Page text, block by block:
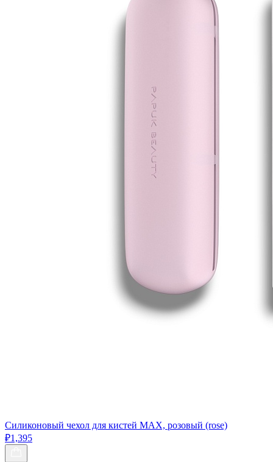
Силиконовый чехол для кистей МАХ, розовый (rose)
₽1,395